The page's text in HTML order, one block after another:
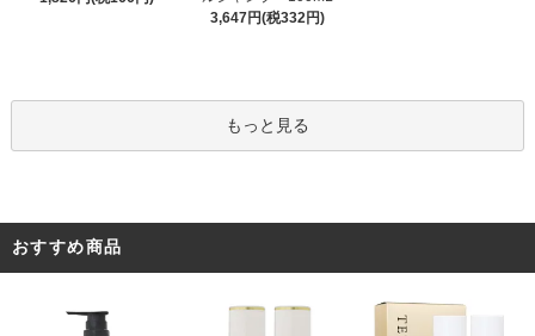
3,647円(税332円)
もっと見る
おすすめ商品